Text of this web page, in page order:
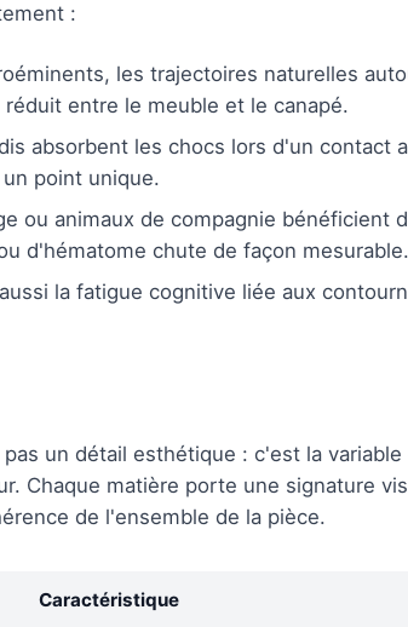
:
les trajectoires naturelles
entre le meuble et le canapé.
absorbent les chocs lors d'un contact
point unique.
ou animaux de compagnie bénéficient
d'hématome chute de façon mesurable.
la fatigue cognitive liée aux
un détail esthétique : c'est la
Chaque matière porte une signature
de l'ensemble de la pièce.
Caractéristique